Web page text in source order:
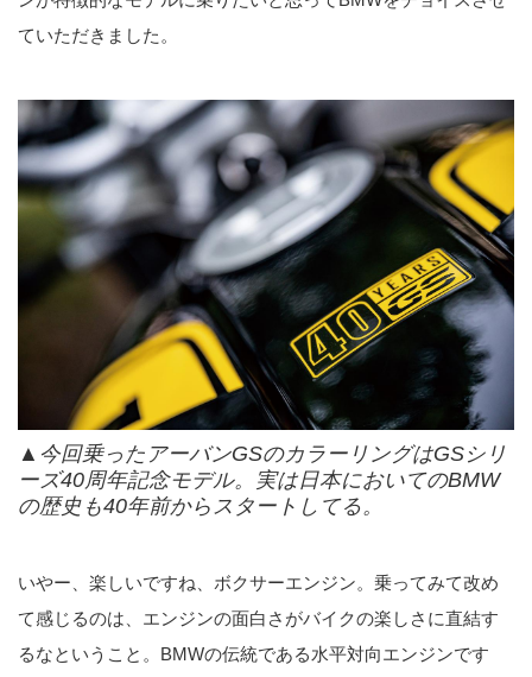
ていただきました。
▲今回乗ったアーバンGSのカラーリングはGSシリ
ーズ40周年記念モデル。実は日本においてのBMW
の歴史も40年前からスタートしてる。
いやー、楽しいですね、ボクサーエンジン。乗ってみて改め
て感じるのは、エンジンの面白さがバイクの楽しさに直結す
るなということ。BMWの伝統である水平対向エンジンです